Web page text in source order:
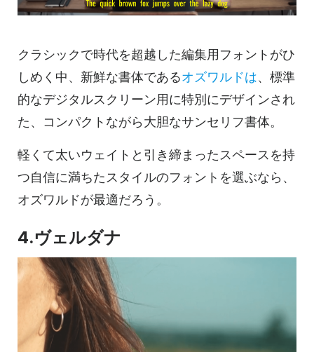
クラシックで時代を超越した編集用フォントがひ
しめく中、新鮮な書体であるオズワルドは、標準
的なデジタルスクリーン用に特別にデザインされ
た、コンパクトながら大胆なサンセリフ書体。
軽くて太いウェイトと引き締まったスペースを持
つ自信に満ちたスタイルのフォントを選ぶなら、
オズワルドが最適だろう。
4.ヴェルダナ